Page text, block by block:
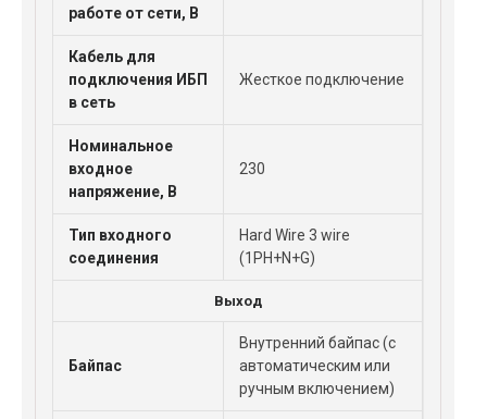
работе от сети, В
Кабель для
подключения ИБП
в сеть
Жесткое подключение
Номинальное
входное
напряжение, В
230
Тип входного
соединения
Hard Wire 3 wire
(1PH+N+G)
Выход
Байпас
Внутренний байпас (с
автоматическим или
ручным включением)